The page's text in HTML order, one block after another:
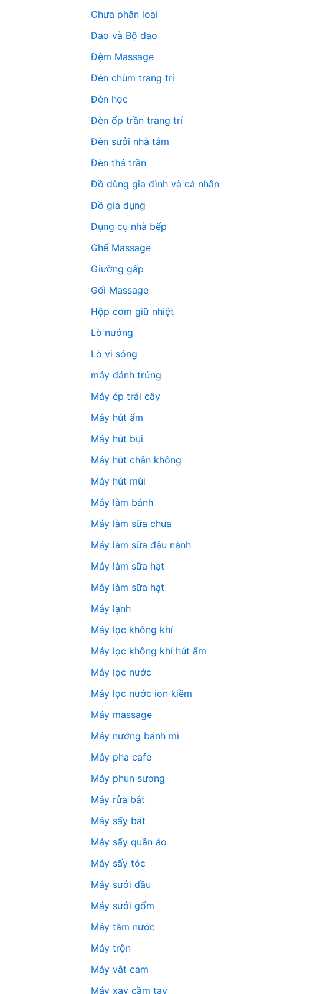
Chưa phân loại
Dao và Bộ dao
Đệm Massage
Đèn chùm trang trí
Đèn học
Đèn ốp trần trang trí
Đèn sưởi nhà tắm
Đèn thả trần
Đồ dùng gia đình và cá nhân
Đồ gia dụng
Dụng cụ nhà bếp
Ghế Massage
Giường gấp
Gối Massage
Hộp cơm giữ nhiệt
Lò nướng
Lò vi sóng
máy đánh trứng
Máy ép trái cây
Máy hút ẩm
Máy hút bụi
Máy hút chân không
Máy hút mùi
Máy làm bánh
Máy làm sữa chua
Máy làm sữa đậu nành
Máy làm sữa hạt
Máy làm sữa hạt
Máy lạnh
Máy lọc không khí
Máy lọc không khí hút ẩm
Máy lọc nước
Máy lọc nước ion kiềm
Máy massage
Máy nướng bánh mì
Máy pha cafe
Máy phun sương
Máy rửa bát
Máy sấy bát
Máy sấy quần áo
Máy sấy tóc
Máy sưởi dầu
Máy sưởi gốm
Máy tăm nước
Máy trộn
Máy vắt cam
Máy xay cầm tay